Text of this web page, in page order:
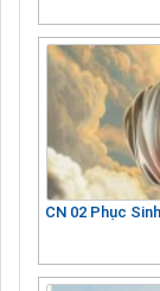
CN 02 Phục